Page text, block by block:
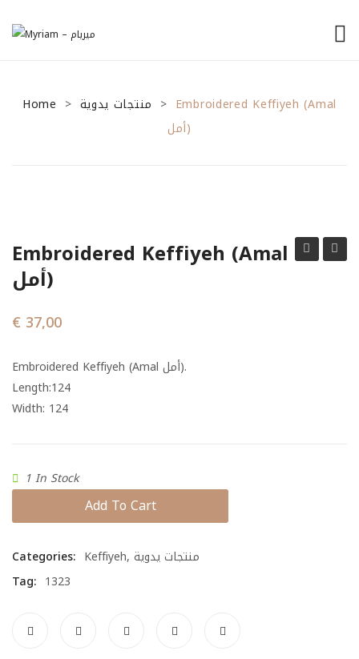
من نحن
Marketing Tips
Home > منتجات يدوية > Embroidered Keffiyeh (Amal
أمل)
Embroidered Keffiyeh (Amal
أمل)
€ 37,00
Embroidered Keffiyeh (Amal أمل).
Length:124
Width: 124
1 In Stock
Add To Cart
Categories: Keffiyeh, منتجات يدوية
Tag: 1323